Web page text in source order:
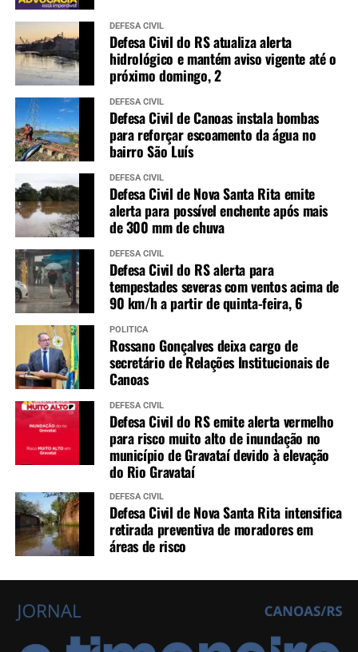
DEFESA CIVIL
Defesa Civil do RS atualiza alerta
hidrológico e mantém aviso vigente até o
próximo domingo, 2
DEFESA CIVIL
Defesa Civil de Canoas instala bombas
para reforçar escoamento da água no
bairro São Luís
DEFESA CIVIL
Defesa Civil de Nova Santa Rita emite
alerta para possível enchente após mais
de 300 mm de chuva
DEFESA CIVIL
Defesa Civil do RS alerta para
tempestades severas com ventos acima de
90 km/h a partir de quinta-feira, 6
POLÍTICA
Rossano Gonçalves deixa cargo de
secretário de Relações Institucionais de
Canoas
DEFESA CIVIL
Defesa Civil do RS emite alerta vermelho
para risco muito alto de inundação no
município de Gravataí devido à elevação
do Rio Gravataí
DEFESA CIVIL
Defesa Civil de Nova Santa Rita intensifica
retirada preventiva de moradores em
áreas de risco